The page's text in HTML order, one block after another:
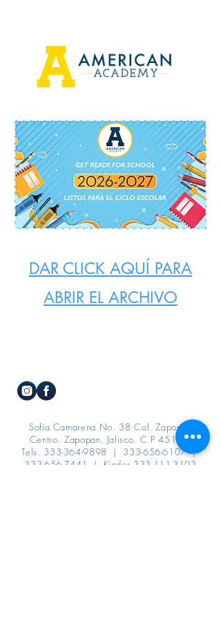
DAR CLICK AQUÍ PARA
ABRIR EL ARCHIVO
Sofía Camarena No. 38 Col. Zapopan
Centro. Zapopan, Jalisco. C.P 45100
Tels. 333-364-9898 | 333-656-6107|
333-656-7441
| Kinder 333-111-3103